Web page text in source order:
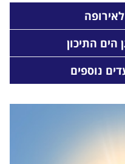
הים התיכון
נוספים